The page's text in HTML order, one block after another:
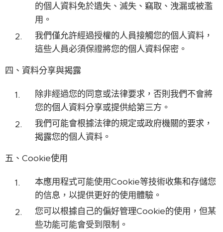
的個人資料免於遺失、滅失、竊取、洩漏或被濫
用。
我們僅允許經過授權的人員接觸您的個人資料，
這些人員必須保證將您的個人資料保密。
四、資料分享與揭露
除非經過您的同意或法律要求，否則我們不會將
您的個人資料分享或提供給第三方。
我們可能會根據法律的規定或政府機關的要求，
揭露您的個人資料。
五、Cookie使用
本應用程式可能使用Cookie等技術收集和存儲您
的信息，以提供更好的使用體驗。
您可以根據自己的偏好管理Cookie的使用，但某
些功能可能會受到限制。